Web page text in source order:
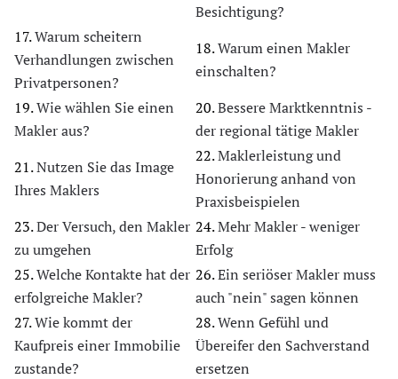
Besichtigung?
17.Warum scheitern
Verhandlungen zwischen
Privatpersonen?
18.Warum einen Makler
einschalten?
19.Wie wählen Sie einen
Makler aus?
20.Bessere Marktkenntnis -
der regional tätige Makler
21.Nutzen Sie das Image
Ihres Maklers
22.Maklerleistung und
Honorierung anhand von
Praxisbeispielen
23.Der Versuch, den Makler
zu umgehen
24.Mehr Makler - weniger
Erfolg
25.Welche Kontakte hat der
erfolgreiche Makler?
26.Ein seriöser Makler muss
auch "nein" sagen können
27.Wie kommt der
Kaufpreis einer Immobilie
zustande?
28.Wenn Gefühl und
Übereifer den Sachverstand
ersetzen